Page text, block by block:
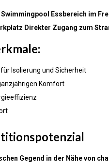
Essbereich im
Direkter Zugang zum
für Isolierung und Sicherheit
Komfort
Gegend in der Nähe von